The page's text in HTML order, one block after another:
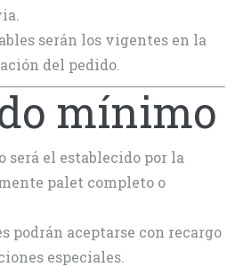
serán los vigentes en la
del pedido.
mínimo
será el establecido por la
palet completo o
podrán aceptarse con recargo
especiales.